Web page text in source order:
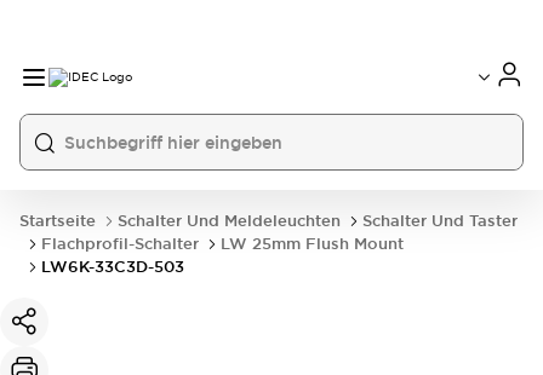
Startseite Schalter Und Meldeleuchten
Schalter Und Taster
Flachprofil-Schalter
LW 25mm Flush Mount
LW6K-33C3D-503